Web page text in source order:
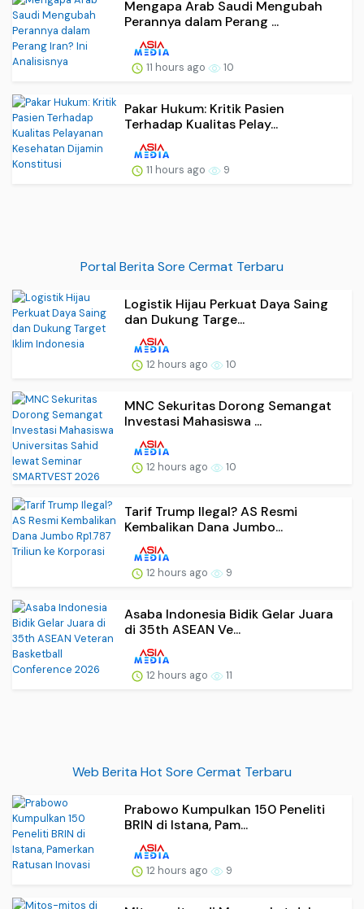
Mengapa Arab Saudi Mengubah
Perannya dalam Perang ...
11 hours ago 10
Pakar Hukum: Kritik Pasien
Terhadap Kualitas Pelay...
11 hours ago 9
Portal Berita Sore Cermat Terbaru
Logistik Hijau Perkuat Daya Saing
dan Dukung Targe...
12 hours ago 10
MNC Sekuritas Dorong Semangat
Investasi Mahasiswa ...
12 hours ago 10
Tarif Trump Ilegal? AS Resmi
Kembalikan Dana Jumbo...
12 hours ago 9
Asaba Indonesia Bidik Gelar Juara
di 35th ASEAN Ve...
12 hours ago 11
Web Berita Hot Sore Cermat Terbaru
Prabowo Kumpulkan 150 Peneliti
BRIN di Istana, Pam...
12 hours ago 9